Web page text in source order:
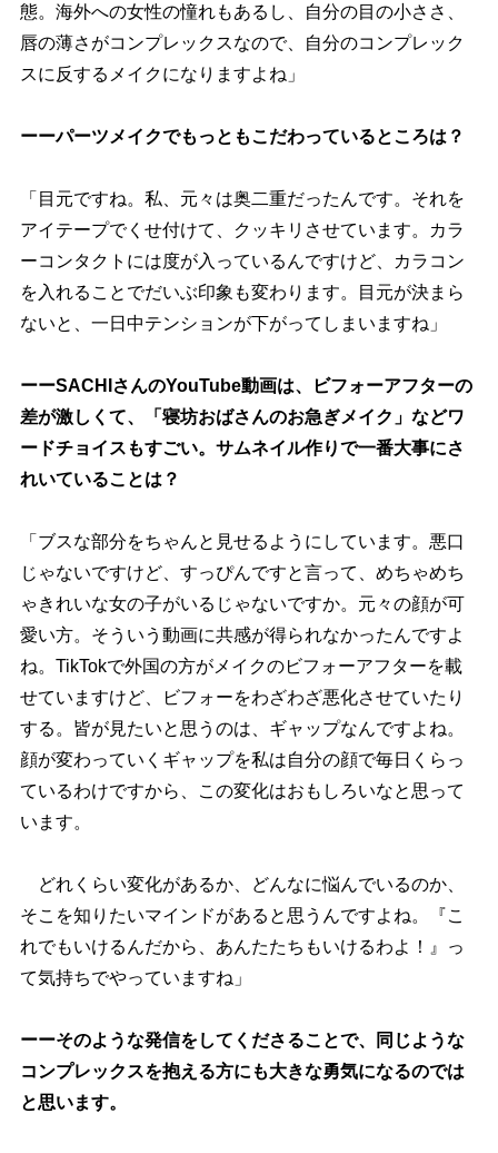
態。海外への女性の憧れもあるし、自分の目の小ささ、
唇の薄さがコンプレックスなので、自分のコンプレック
スに反するメイクになりますよね」
ーーパーツメイクでもっともこだわっているところは？
「目元ですね。私、元々は奥二重だったんです。それを
アイテープでくせ付けて、クッキリさせています。カラ
ーコンタクトには度が入っているんですけど、カラコン
を入れることでだいぶ印象も変わります。目元が決まら
ないと、一日中テンションが下がってしまいますね」
ーーSACHIさんのYouTube動画は、ビフォーアフターの
差が激しくて、「寝坊おばさんのお急ぎメイク」などワ
ードチョイスもすごい。サムネイル作りで一番大事にさ
れいていることは？
「ブスな部分をちゃんと見せるようにしています。悪口
じゃないですけど、すっぴんですと言って、めちゃめち
ゃきれいな女の子がいるじゃないですか。元々の顔が可
愛い方。そういう動画に共感が得られなかったんですよ
ね。TikTokで外国の方がメイクのビフォーアフターを載
せていますけど、ビフォーをわざわざ悪化させていたり
する。皆が見たいと思うのは、ギャップなんですよね。
顔が変わっていくギャップを私は自分の顔で毎日くらっ
ているわけですから、この変化はおもしろいなと思って
います。
どれくらい変化があるか、どんなに悩んでいるのか、
そこを知りたいマインドがあると思うんですよね。『こ
れでもいけるんだから、あんたたちもいけるわよ！』っ
て気持ちでやっていますね」
ーーそのような発信をしてくださることで、同じような
コンプレックスを抱える方にも大きな勇気になるのでは
と思います。